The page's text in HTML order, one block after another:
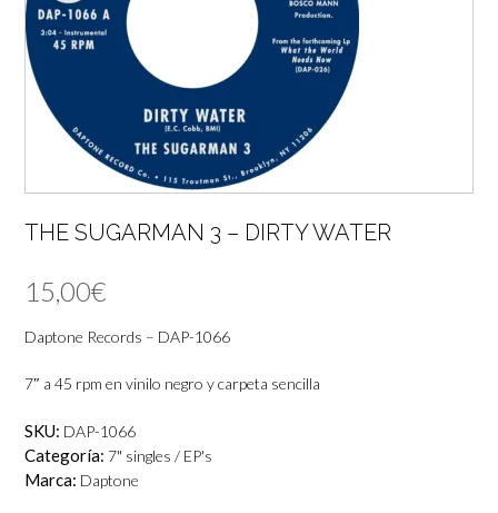
THE SUGARMAN 3 – DIRTY WATER
15,00€
Daptone Records – DAP-1066
7″ a 45 rpm en vinilo negro y carpeta sencilla
SKU: DAP-1066
Categoría: 7" singles / EP's
Marca: Daptone